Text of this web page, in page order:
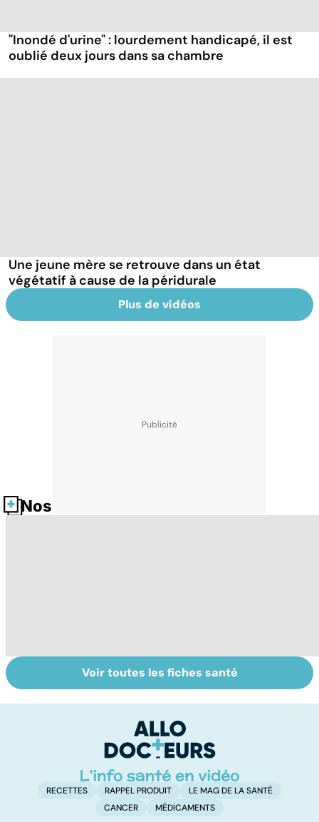
"Inondé d'urine" : lourdement handicapé, il est
oublié deux jours dans sa chambre
Une jeune mère se retrouve dans un état
végétatif à cause de la péridurale
Plus de vidéos
Nos fiches santé
Comment
maîtriser le
Accident
vasculaire
également
touché
Voir toutes les fiches santé
RECETTES RAPPEL PRODUIT
LE MAG DE LA SANTÉ
CANCER
MÉDICAMENTS